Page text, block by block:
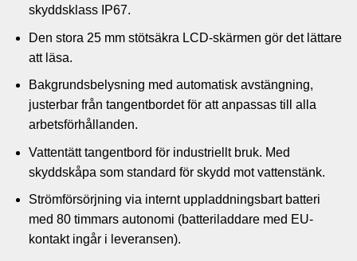
skyddsklass IP67.
Den stora 25 mm stötsäkra LCD-skärmen gör det lättare
att läsa.
Bakgrundsbelysning med automatisk avstängning,
justerbar från tangentbordet för att anpassas till alla
arbetsförhållanden.
Vattentätt tangentbord för industriellt bruk. Med
skyddskåpa som standard för skydd mot vattenstänk.
Strömförsörjning via internt uppladdningsbart batteri
med 80 timmars autonomi (batteriladdare med EU-
kontakt ingår i leveransen).